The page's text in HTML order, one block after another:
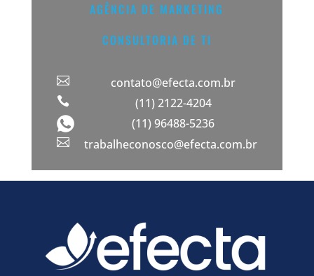
AGÊNCIA DE MARKETING
CONSULTORIA DE TI
 contato@efecta.com.br

(11) 2122-4204
(11) 96488-5236
 trabalheconosco@efecta.com.br